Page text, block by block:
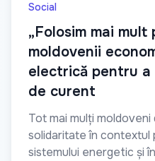
Social
„Folosim mai
moldovenii
electrică pentru a
de curent
Tot mai mulți moldoveni
solidaritate în contextul
sistemului energetic și